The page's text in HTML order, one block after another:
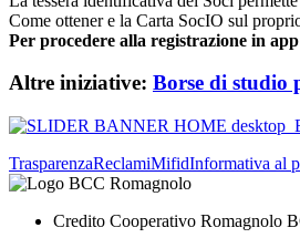
Come ottener e la Carta SocIO sul
Per procedere alla registrazione in
Altre iniziative: Borse di studio
TrasparenzaReclamiMifidInformativa al
Credito Cooperativo Romagnolo